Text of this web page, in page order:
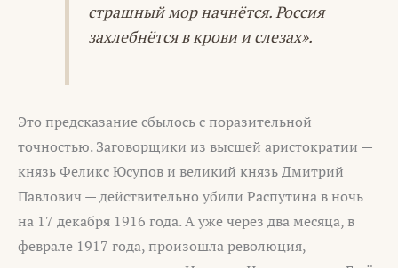
страшный мор начнётся. Россия
захлебнётся в крови и слезах».
Это предсказание сбылось с поразительной
точностью. Заговорщики из высшей аристократии —
князь Феликс Юсупов и великий князь Дмитрий
Павлович — действительно убили Распутина в ночь
на 17 декабря 1916 года. А уже через два месяца, в
феврале 1917 года, произошла революция,